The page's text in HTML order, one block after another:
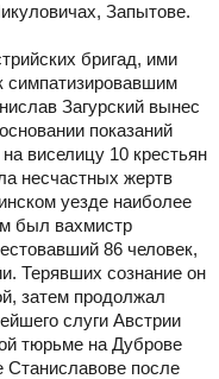
Запытове.
бригад, ими
симпатизировавшим
Загурский вынес
показаний
виселицу 10 крестьян
несчастных жертв
уезде наиболее
был вахмистр
86 человек,
Терявших сознание он
затем продолжал
слуги Австрии
тюрьме на Дуброве
Станиславове после